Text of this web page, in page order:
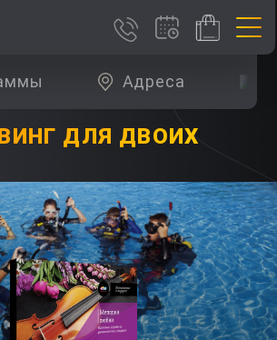
Адреса
ДЛЯ ДВОИХ